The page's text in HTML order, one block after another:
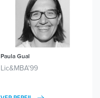
Paula Gual
Lic&MBA'99